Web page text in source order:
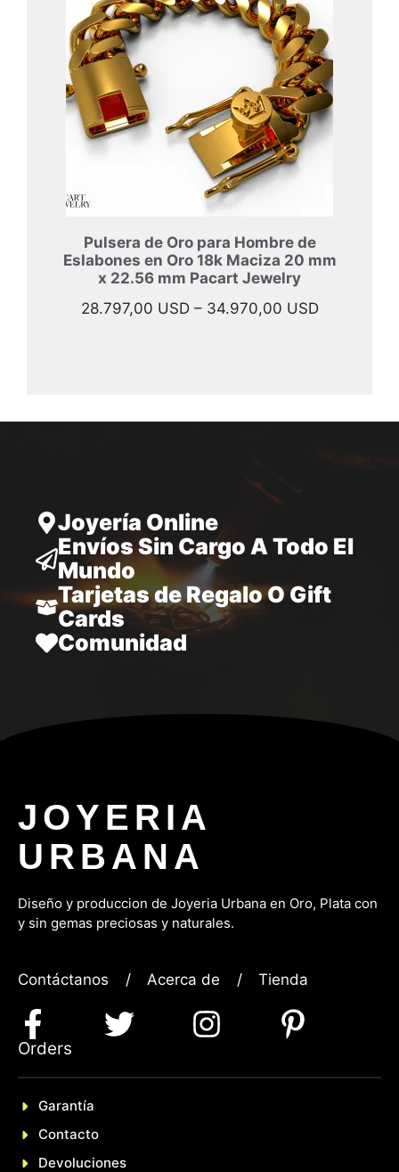
hasta
45.967,00
Pulsera de Oro para Hombre de
Eslabones en Oro 18k Maciza 20 mm
x 22.56 mm Pacart Jewelry
28.797,00 USD – 34.970,00 USDRango
hasta
Joyería Online
Envíos Sin Cargo A Todo El
Mundo
Tarjetas de Regalo O Gift
Cards
Comunidad
JOYERIA
URBANA
Diseño y produccion de Joyeria Urbana en Oro, Plata con
y sin gemas preciosas y naturales.
Contáctanos / Acerca de / Tienda
Orders
Garantía
Contacto
Devoluciones